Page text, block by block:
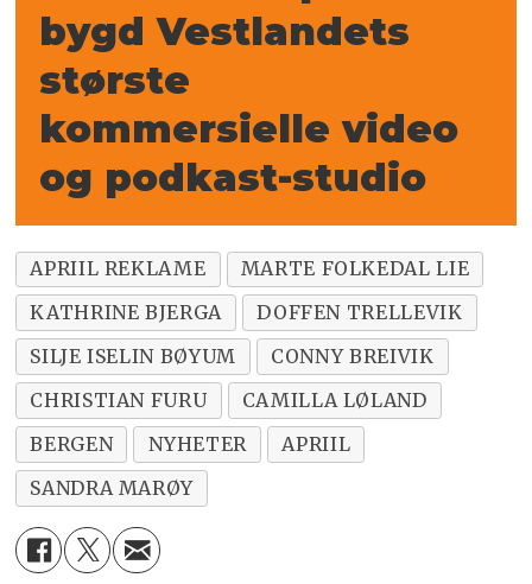
bygd Vestlandets
største
kommersielle video
og podkast-studio
APRIIL REKLAME
MARTE FOLKEDAL LIE
KATHRINE BJERGA
DOFFEN TRELLEVIK
SILJE ISELIN BØYUM
CONNY BREIVIK
CHRISTIAN FURU
CAMILLA LØLAND
BERGEN
NYHETER
APRIIL
SANDRA MARØY